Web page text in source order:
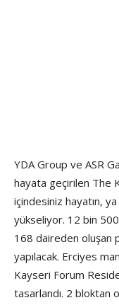
YDA Group ve ASR
hayata geçirilen The
içindesiniz hayatın,
yükseliyor. 12 bin
168 daireden oluşan
yapılacak. Erciyes
Kayseri Forum
tasarlandı. 2 bloktan